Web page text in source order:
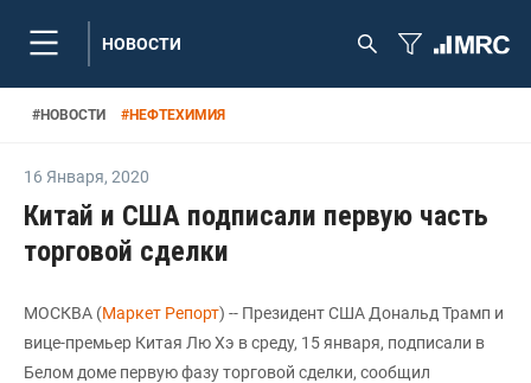
НОВОСТИ
#НОВОСТИ #НЕФТЕХИМИЯ
16 Января, 2020
Китай и США подписали первую часть
торговой сделки
МОСКВА (Маркет Репорт) -- Президент США Дональд Трамп и
вице-премьер Китая Лю Хэ в среду, 15 января, подписали в
Белом доме первую фазу торговой сделки, сообщил